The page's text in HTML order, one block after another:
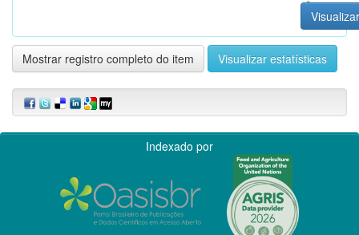
Mostrar registro completo do item Visualizar estatísticas
Indexado por